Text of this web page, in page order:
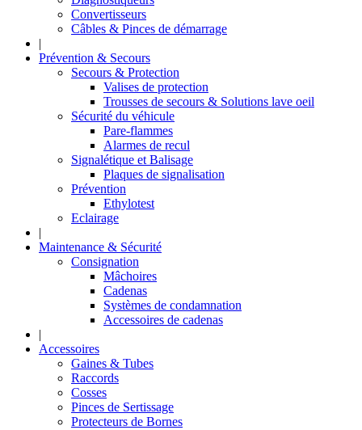
Convertisseurs
Câbles & Pinces de démarrage
|
Prévention & Secours
Secours & Protection
Valises de protection
Trousses de secours & Solutions lave oeil
Sécurité du véhicule
Pare-flammes
Alarmes de recul
Signalétique et Balisage
Plaques de signalisation
Prévention
Ethylotest
Eclairage
|
Maintenance & Sécurité
Consignation
Mâchoires
Cadenas
Systèmes de condamnation
Accessoires de cadenas
|
Accessoires
Gaines & Tubes
Raccords
Cosses
Pinces de Sertissage
Protecteurs de Bornes